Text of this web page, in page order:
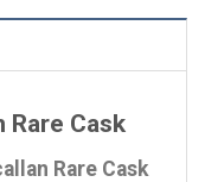
Rare Cask
Rare Cask